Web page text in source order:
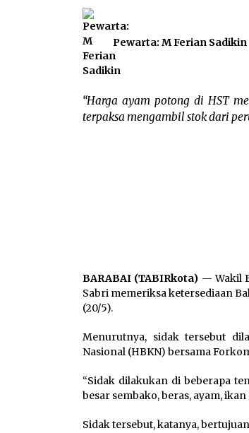
Pewarta: M Ferian Sadikin
“Harga ayam potong di HST
terpaksa mengambil stok dari
BARABAI (TABIRkota) — Wakil
Sabri memeriksa ketersediaan
(20/5).
Menurutnya, sidak tersebut
Nasional (HBKN) bersama
“Sidak dilakukan di beberapa
besar sembako, beras, ayam,
Sidak tersebut, katanya,